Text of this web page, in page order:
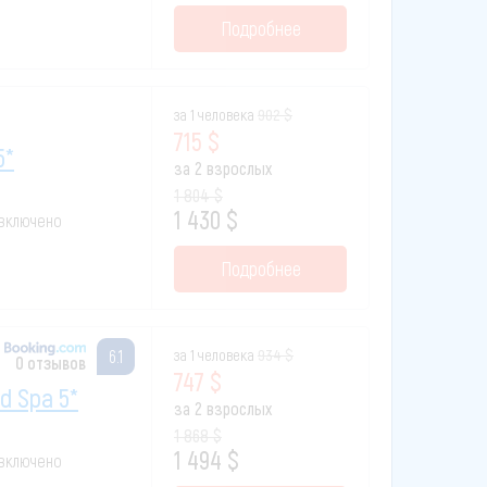
Подробнее
за 1 человека
715 $
за 2 взрослых
1 430 $
Подробнее
0 отзывов 6.1
Spa 5*
за 1 человека
747 $
за 2 взрослых
1 494 $